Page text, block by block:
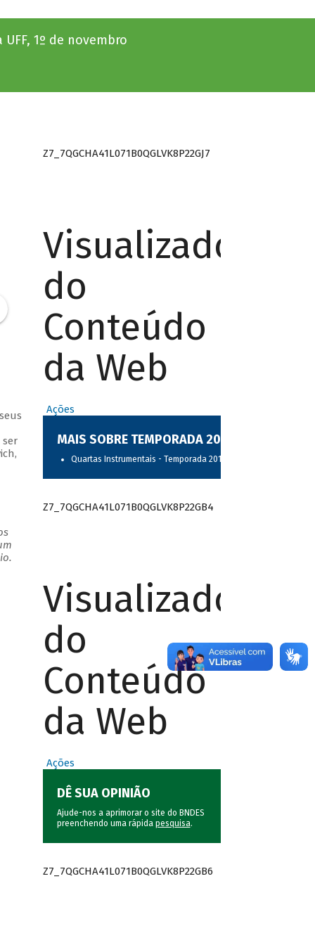
1º de novembro
Z7_7QGCHA41L071B0QGLVK8P22GJ7
Visualizador
do
Conteúdo
da Web
Ações
MAIS SOBRE TEMPORADA 2017
Quartas Instrumentais - Temporada 2017
Z7_7QGCHA41L071B0QGLVK8P22GB4
Visualizador
do
Conteúdo
da Web
Ações
DÊ SUA OPINIÃO
Ajude-nos a aprimorar o site do BNDES
preenchendo uma rápida pesquisa.
Z7_7QGCHA41L071B0QGLVK8P22GB6